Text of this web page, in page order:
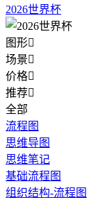
2026世界杯
图形
场景
价格
推荐
全部
流程图
思维导图
思维笔记
基础流程图
组织结构-流程图